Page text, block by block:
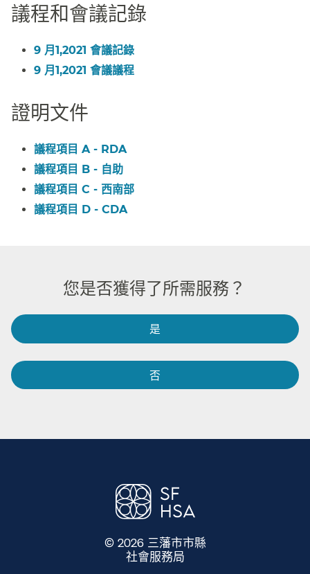
議程和會議記錄​​
9 月1,2021 會議記錄​​
9 月1,2021 會議議程​​
證明文件​​
議程項目 A - RDA​​
議程項目 B - 自助​​
議程項目 C - 西南部​​
議程項目 D - CDA​​
您是否獲得了所需服務？​​
是​​
否​​
© 2026 三藩市市縣
社會服務局